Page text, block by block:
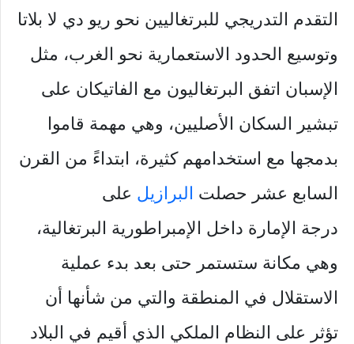
التقدم التدريجي للبرتغاليين نحو ريو دي لا بلاتا
وتوسيع الحدود الاستعمارية نحو الغرب، مثل
الإسبان اتفق البرتغاليون مع الفاتيكان على
تبشير السكان الأصليين، وهي مهمة قاموا
بدمجها مع استخدامهم كثيرة، ابتداءً من القرن
السابع عشر حصلت البرازيل على
درجة الإمارة داخل الإمبراطورية البرتغالية،
وهي مكانة ستستمر حتى بعد بدء عملية
الاستقلال في المنطقة والتي من شأنها أن
تؤثر على النظام الملكي الذي أقيم في البلاد